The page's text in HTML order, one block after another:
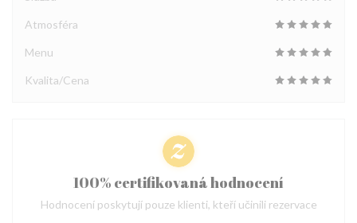
Atmosféra
Menu
Kvalita/Cena
100% certifikovaná hodnocení
Hodnocení poskytují pouze klienti, kteří učinili rezervace